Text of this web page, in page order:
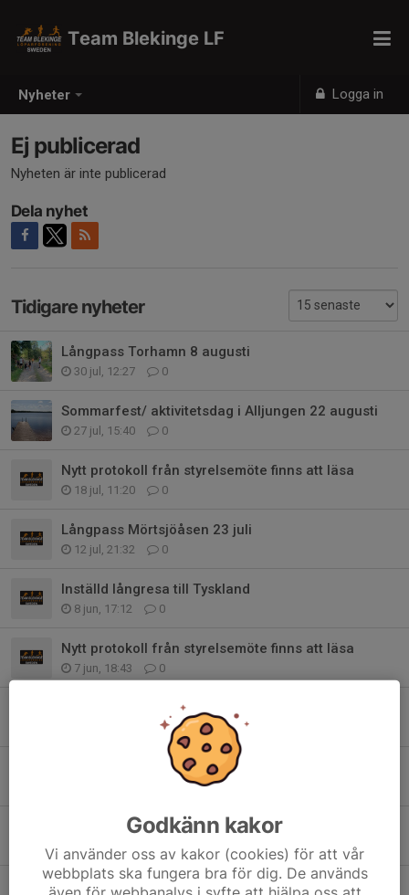
Nyheter Logga in
Team Blekinge LF
Ej publicerad
Nyheten är inte publicerad
Dela nyhet
Tidigare nyheter
Långpass Torhamn 8 augusti
30 jul, 12:27 0
Sommarfest/ aktivitetsdag i Alljungen 22 augusti
27 jul, 15:40 0
Nytt protokoll från styrelsemöte finns att läsa
18 jul, 11:20 0
Långpass Mörtsjöåsen 23 juli
12 jul, 21:32 0
Inställd långresa till Tyskland
8 jun, 17:12 0
Nytt protokoll från styrelsemöte finns att läsa
7 jun, 18:43 0
Långpass Alljungen den 13 juni
0
Nytt protokoll från styrelsemötet finns att läsa
Antidopingplan
13 maj, 11:24
Öppen sommarträning i Triathlon & Swimrun
Godkänn kakor
Vi använder oss av kakor (cookies) för att vår
webbplats ska fungera bra för dig. De används